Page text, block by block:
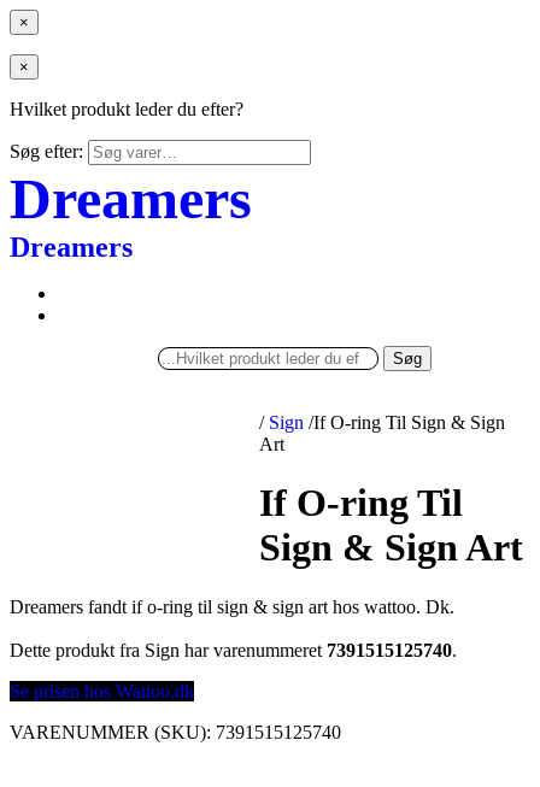
×
×
Hvilket produkt leder du efter?
Søg efter:
Dreamers
Dreamers
Søg
/ Sign /If O-ring Til Sign & Sign
Art
If O-ring Til
Sign & Sign Art
Dreamers fandt if o-ring til sign & sign art hos wattoo. Dk.
Dette produkt fra Sign har varenummeret 7391515125740.
Se prisen hos Wattoo.dk
VARENUMMER (SKU): 7391515125740